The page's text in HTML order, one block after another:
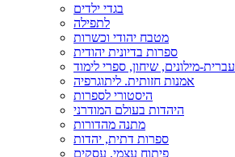
בגדי ילדים
לתפילה
מטבח יהודי וכשרות
ספרות בדיונית יהודית
עברית-מילונים, שיחון, ספרי לימוד
אמנות חזותית. ליתוגרפיה
היסטורי לספרות
היהדות בעולם המודרני
מתנה מהדורות
ספרות דתית, יהדות
פיתוח עצמי, עסקים